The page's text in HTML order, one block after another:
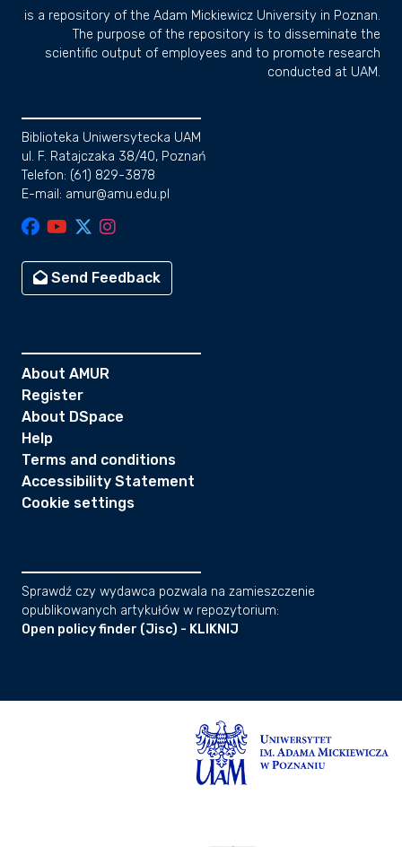
is a repository of the Adam Mickiewicz University in Poznan.
The purpose of the repository is to disseminate the
scientific output of employees and to promote research
conducted at UAM.
Biblioteka Uniwersytecka UAM
ul. F. Ratajczaka 38/40, Poznań
Telefon: (61) 829-3878
E-mail: amur@amu.edu.pl
Send Feedback
About AMUR
Register
About DSpace
Help
Terms and conditions
Accessibility Statement
Cookie settings
Sprawdź czy wydawca pozwala na zamieszczenie
opublikowanych artykułów w repozytorium:
Open policy finder (Jisc) - KLIKNIJ